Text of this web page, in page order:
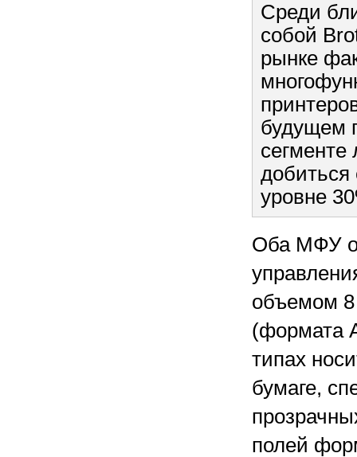
Среди
собой
рынке
будущем
добиться
уровне
Оба МФУ
объемом 8
(формата
типах
бумаге,
полей